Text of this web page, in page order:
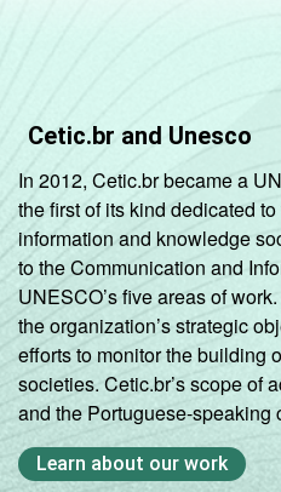
Cetic.br and Unesco
In 2012, Cetic.br became a
the first of its kind dedicated
information and knowledge
to the Communication and
UNESCO’s five areas of
the organization’s strategic
efforts to monitor the building
societies. Cetic.br’s scope of
and the Portuguese-speaking
Learn about our work